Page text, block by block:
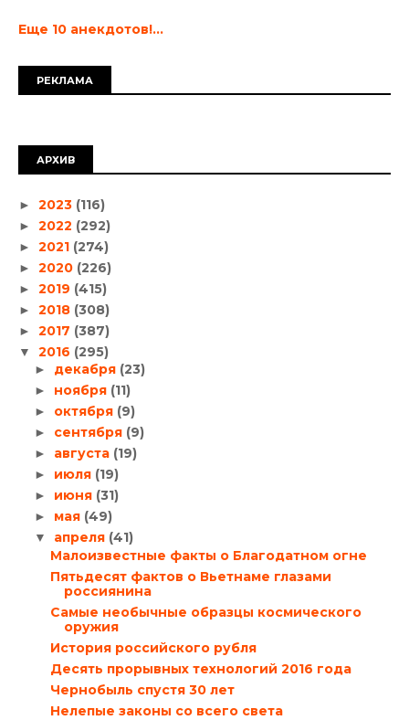
Еще 10 анекдотов!...
РЕКЛАМА
АРХИВ
► 2023 (116)
► 2022 (292)
► 2021 (274)
► 2020 (226)
► 2019 (415)
► 2018 (308)
► 2017 (387)
▼ 2016 (295)
► декабря (23)
► ноября (11)
► октября (9)
► сентября (9)
► августа (19)
► июля (19)
► июня (31)
► мая (49)
▼ апреля (41)
Малоизвестные факты о Благодатном огне
Пятьдесят фактов о Вьетнаме глазами
россиянина
Самые необычные образцы космического
оружия
История российского рубля
Десять прорывных технологий 2016 года
Чернобыль спустя 30 лет
Нелепые законы со всего света